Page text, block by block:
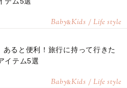
Baby&Kids / Life style
あると便利！旅行に持って行きた
イテム5選
Baby&Kids / Life style